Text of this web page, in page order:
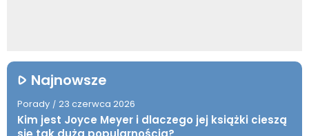
Najnowsze
Porady / 23 czerwca 2026
Kim jest Joyce Meyer i dlaczego jej książki cieszą